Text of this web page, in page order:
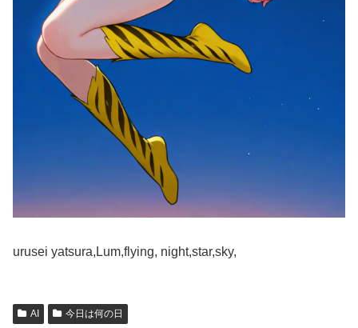
urusei yatsura,Lum,flying, night,star,sky,
AI 今日は何の日